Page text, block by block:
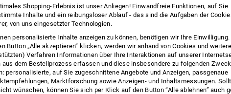
FINDEN
Sie den aktuellen Artikel mit den
In 3
Shopping-Erlebnis ist unser Anliegen! Einwandfreie Funktionen, auf Sie
Inhalte und ein reibungsloser Ablauf - das sind die Aufgaben der
von uns eingesetzter Technologien.
personalisierte Inhalte anzeigen zu können, benötigen wir Ihre Einwilligung.
Button „Alle akzeptieren“ klicken, werden wir anhand von Cookies und
Verfahren Informationen über Ihre Interaktionen auf unserer
aus dem Bestellprozess erfassen und diese insbesondere zu folgenden
personalisierte, auf Sie zugeschnittene Angebote und Anzeigen, passgenaue
Marktforschung sowie Anzeigen- und Inhaltsmessungen.
wünschen, können Sie sich per Klick auf den Button “Alle ablehnen” auch